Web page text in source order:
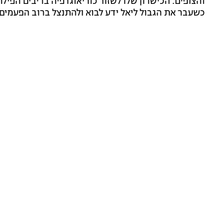
כשעבר את הגבול ליאל ידע לבוא ולהתנצל ברוב